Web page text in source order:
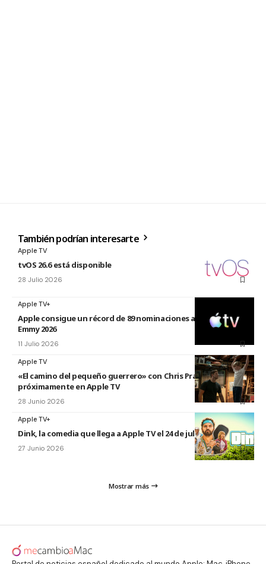
También podrían interesarte
Apple TV
tvOS 26.6 está disponible
28 Julio 2026
Apple TV+
Apple consigue un récord de 89 nominaciones a los premios
Emmy 2026
11 Julio 2026
Apple TV
«El camino del pequeño guerrero» con Chris Pratt
próximamente en Apple TV
28 Junio 2026
Apple TV+
Dink, la comedia que llega a Apple TV el 24 de julio
27 Junio 2026
Mostrar más